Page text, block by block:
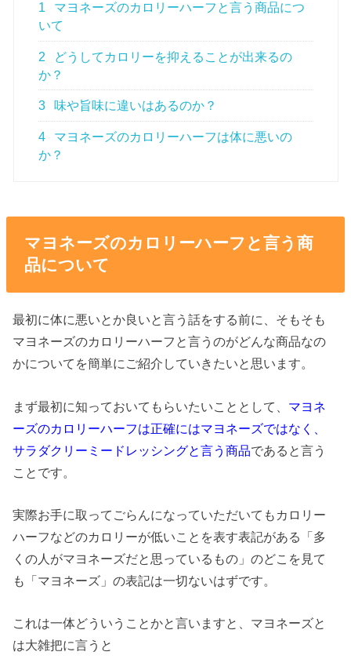
1
マヨネーズのカロリーハーフと言う商品につ
いて
2
どうしてカロリーを抑えることが出来るの
か？
3 味や旨味に違いはあるのか？
4
マヨネーズのカロリーハーフは体に悪いの
か？
マヨネーズのカロリーハーフと言う商
品について
最初に体に悪いとか良いと言う話をする前に、そもそも
マヨネーズのカロリーハーフと言うのがどんな商品なの
かについてを簡単にご紹介していきたいと思います。
まず最初に知っておいてもらいたいこととして、 マヨネ
ーズのカロリーハーフは正確にはマヨネーズではなく、
サラダクリーミードレッシングと言う商品であると言う
ことです。
実際お手に取ってごらんになっていただいてもカロリー
ハーフなどのカロリーが低いことを表す表記がある「多
くの人がマヨネーズだと思っているもの」のどこを見て
も「マヨネーズ」の表記は一切ないはずです。
これは一体どういうことかと言いますと、マヨネーズと
は大雑把に言うと